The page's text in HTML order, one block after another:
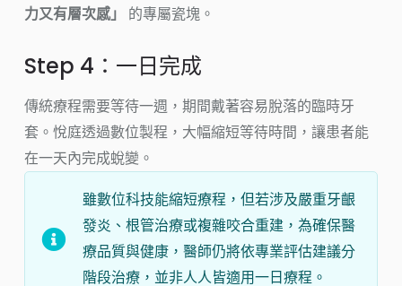
力又有層次感」
的專屬瓷塊。
Step 4：一日完成
傳統療程需要等待一週，期間戴著容易脫落的臨時牙
套。悅庭透過數位製程，大幅縮短等待時間，讓患者能
在一天內完成蛻變。
雖數位科技能縮短療程，但若涉及嚴重牙齦
發炎、根管治療或複雜咬合重建，為確保醫
療品質與健康，醫師仍將依專業評估建議分
階段治療，並非人人皆適用一日療程。